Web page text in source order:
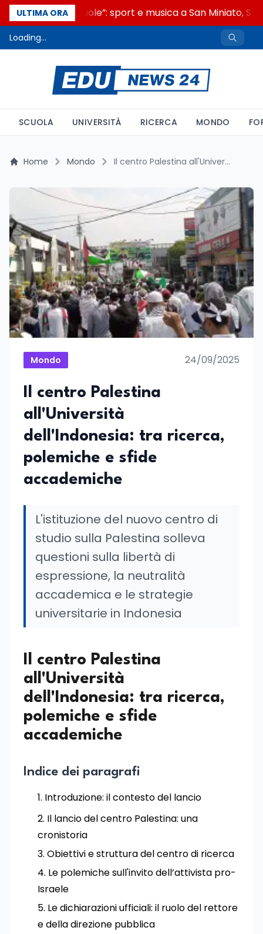
ULTIMA ORA
“Noi siamo le Scuole”: sport e musica a San Miniato,
Loading...
SCUOLA UNIVERSITÀ RICERCA MONDO
Home Mondo Il centro Palestina all'Università dell'Indonesia: tra ricerca, polemiche e sfide accademiche
Mondo 24/09/2025
Il centro Palestina
all'Università
dell'Indonesia: tra ricerca,
polemiche e sfide
accademiche
L'istituzione del nuovo centro di
studio sulla Palestina solleva
questioni sulla libertà di
espressione, la neutralità
accademica e le strategie
universitarie in Indonesia
Il centro Palestina
all'Università
dell'Indonesia: tra ricerca,
polemiche e sfide
accademiche
Indice dei paragrafi
Introduzione: il contesto del lancio
Il lancio del centro Palestina: una
cronistoria
Obiettivi e struttura del centro di ricerca
Le polemiche sull'invito dell’attivista pro-
Israele
Le dichiarazioni ufficiali: il ruolo del rettore
e della direzione pubblica